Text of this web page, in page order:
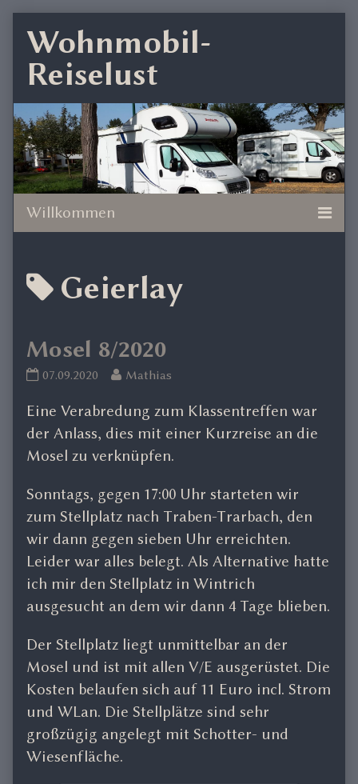
content
Wohnmobil-
Reiselust
Posts
tagged
Geierlay
Mosel 8/2020
Mosel
published
on
07.09.2020
Read
posts
by
the
author
Mosel
8/2020,
Mathias
Eine Verabredung zum Klassentreffen war
der Anlass, dies mit einer Kurzreise an die
Mosel zu verknüpfen.
Sonntags, gegen 17:00 Uhr starteten wir
zum Stellplatz nach Traben-Trarbach, den
wir dann gegen sieben Uhr erreichten.
Leider war alles belegt. Als Alternative hatte
ich mir den Stellplatz in Wintrich
ausgesucht an dem wir dann 4 Tage blieben.
Der Stellplatz liegt unmittelbar an der
Mosel und ist mit allen V/E ausgerüstet. Die
Kosten belaufen sich auf 11 Euro incl. Strom
und WLan. Die Stellplätze sind sehr
großzügig angelegt mit Schotter- und
Wiesenfläche.